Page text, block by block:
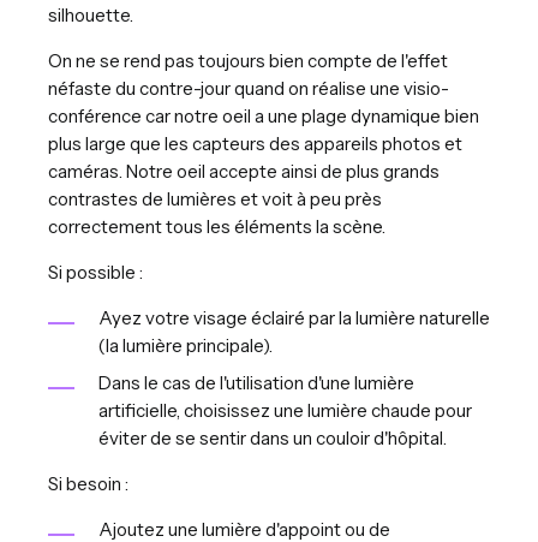
silhouette.
On ne se rend pas toujours bien compte de l'effet
néfaste du contre-jour quand on réalise une visio-
conférence car notre oeil a une plage dynamique bien
plus large que les capteurs des appareils photos et
caméras. Notre oeil accepte ainsi de plus grands
contrastes de lumières et voit à peu près
correctement tous les éléments la scène.
Si possible :
Ayez votre visage éclairé par la lumière naturelle
(la lumière principale).
Dans le cas de l'utilisation d'une lumière
artificielle, choisissez une lumière chaude pour
éviter de se sentir dans un couloir d'hôpital.
Si besoin :
Ajoutez une lumière d'appoint ou de